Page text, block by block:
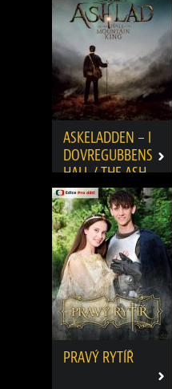
ASKELADDEN – I
DOVREGUBBENS
HALL / THE ASH
LAD
PRAVÝ RYTÍŘ